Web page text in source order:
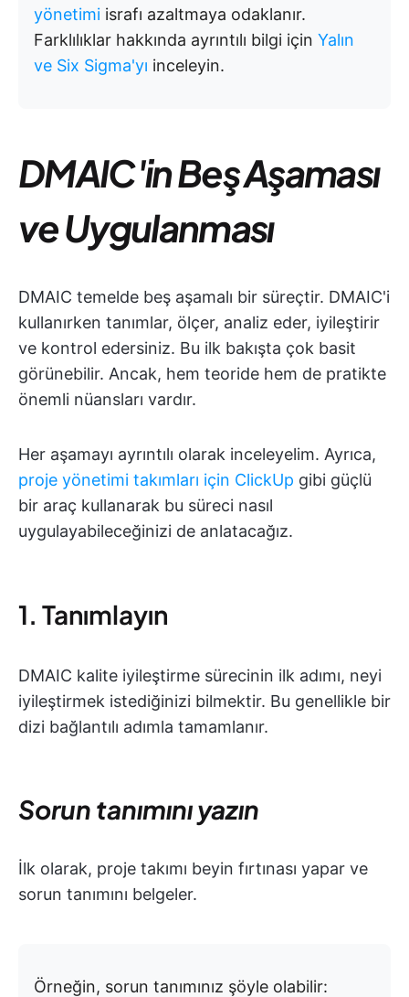
yönetimi israfı azaltmaya odaklanır.
Farklılıklar hakkında ayrıntılı bilgi için Yalın
ve Six Sigma'yı inceleyin.
DMAIC'in Beş Aşaması
ve Uygulanması
DMAIC temelde beş aşamalı bir süreçtir. DMAIC'i
kullanırken tanımlar, ölçer, analiz eder, iyileştirir
ve kontrol edersiniz. Bu ilk bakışta çok basit
görünebilir. Ancak, hem teoride hem de pratikte
önemli nüansları vardır.
Her aşamayı ayrıntılı olarak inceleyelim. Ayrıca,
proje yönetimi takımları için ClickUp gibi güçlü
bir araç kullanarak bu süreci nasıl
uygulayabileceğinizi de anlatacağız.
1. Tanımlayın
DMAIC kalite iyileştirme sürecinin ilk adımı, neyi
iyileştirmek istediğinizi bilmektir. Bu genellikle bir
dizi bağlantılı adımla tamamlanır.
Sorun tanımını yazın
İlk olarak, proje takımı beyin fırtınası yapar ve
sorun tanımını belgeler.
Örneğin, sorun tanımınız şöyle olabilir: